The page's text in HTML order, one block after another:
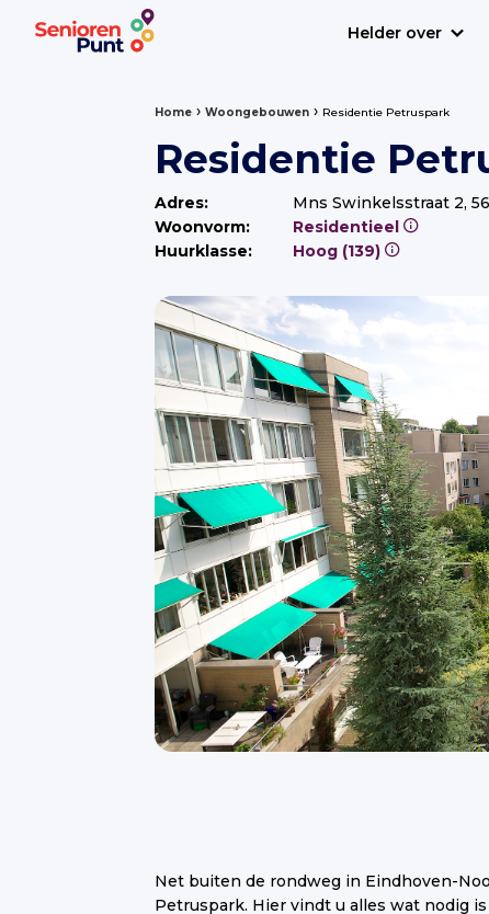
Helder over
Home ›Woongebouwen › Residentie Petruspark
Residentie
Adres:
Mns Swinkelsstraat 2,
Woonvorm:
Residentieel
Huurklasse:
Hoog (139)
Net buiten de rondweg in Eindhoven-
Petruspark. Hier vindt u alles wat nodig
activiteiten programma en een
zorgvraag verandert, woont u goed in